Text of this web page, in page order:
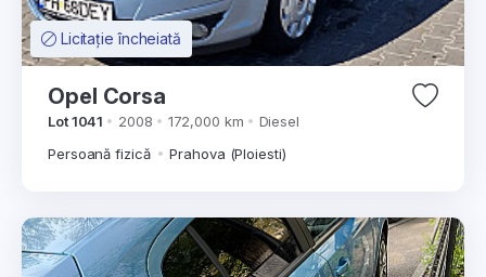
Licitație încheiată
Opel Corsa
Lot 1041 2008 172,000 km
Diesel
Persoană fizică
Prahova (Ploiesti)